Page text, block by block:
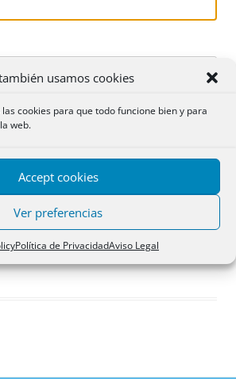
usamos cookies
cookies para que todo funcione bien y para
web.
Accept cookies
Ver preferencias
Política de PrivacidadAviso Legal
tu contraseña?